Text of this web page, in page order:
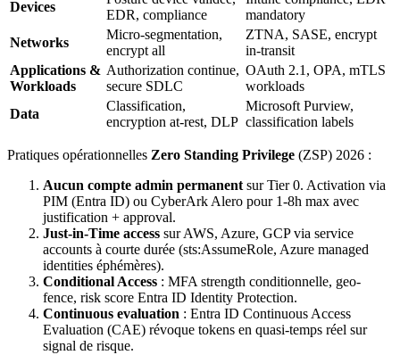
Devices
EDR, compliance
mandatory
Networks
Micro-segmentation,
encrypt all
ZTNA, SASE, encrypt
in-transit
Applications &
Workloads
Authorization continue,
secure SDLC
OAuth 2.1, OPA, mTLS
workloads
Data
Classification,
encryption at-rest, DLP
Microsoft Purview,
classification labels
Pratiques opérationnelles Zero Standing Privilege (ZSP) 2026 :
Aucun compte admin permanent sur Tier 0. Activation via
PIM (Entra ID) ou CyberArk Alero pour 1-8h max avec
justification + approval.
Just-in-Time access sur AWS, Azure, GCP via service
accounts à courte durée (sts:AssumeRole, Azure managed
identities éphémères).
Conditional Access : MFA strength conditionnelle, geo-
fence, risk score Entra ID Identity Protection.
Continuous evaluation : Entra ID Continuous Access
Evaluation (CAE) révoque tokens en quasi-temps réel sur
signal de risque.